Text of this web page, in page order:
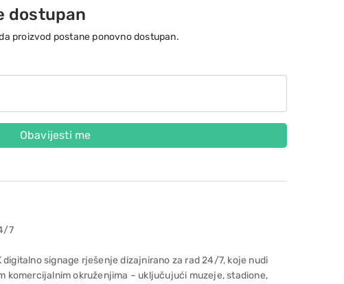
dostupan
proizvod postane ponovno dostupan.
Obavijesti me
7
signage rješenje dizajnirano za rad 24/7, koje nudi
komercijalnim okruženjima – uključujući muzeje, stadione,